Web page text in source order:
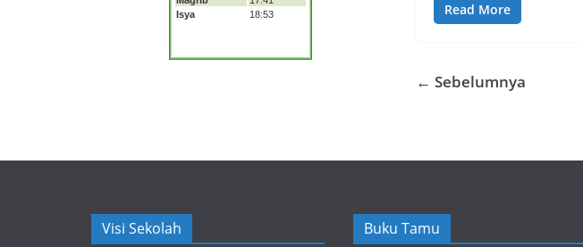
Read More
← Sebelumnya
Visi Sekolah Buku Tamu